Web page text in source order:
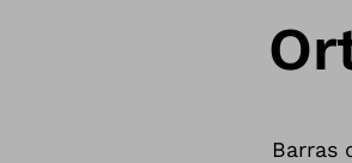
Barras